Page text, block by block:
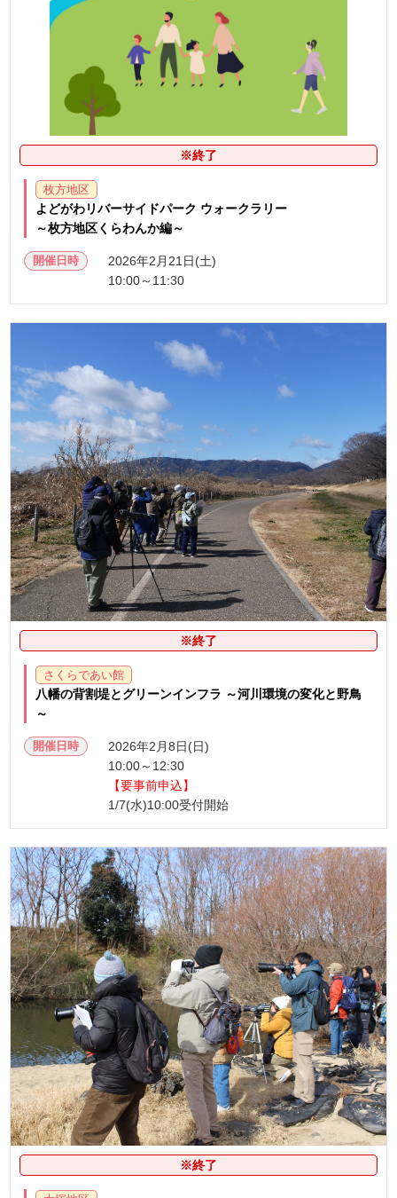
※終了
枚方地区
よどがわリバーサイドパーク ウォークラリー
～枚方地区くらわんか編～
開催日時
2026年2月21日(土)
10:00～11:30
※終了
さくらであい館
八幡の背割堤とグリーンインフラ ～河川環境の変化と野鳥
～
開催日時
2026年2月8日(日)
10:00～12:30
【要事前申込】
1/7(水)10:00受付開始
※終了